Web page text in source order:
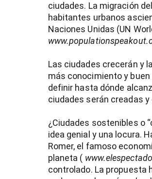
ciudades. La migración
habitantes urbanos
Naciones Unidas (UN
Las ciudades crecerán y
más conocimiento y
definir hasta dónde
ciudades serán creadas
¿Ciudades sostenibles o
idea genial y una locura.
Romer, el famoso
planeta (
controlado. La propuesta